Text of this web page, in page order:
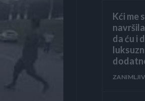
Kći me
da ću i